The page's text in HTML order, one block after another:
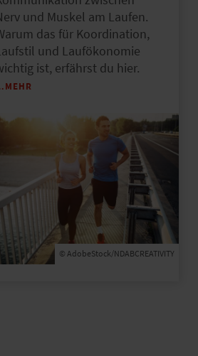
© AdobeStock/NDABCREATIVITY
und Muskel am Laufen.
das für Koordination,
und Laufökonomie
ist, erfährst du hier.